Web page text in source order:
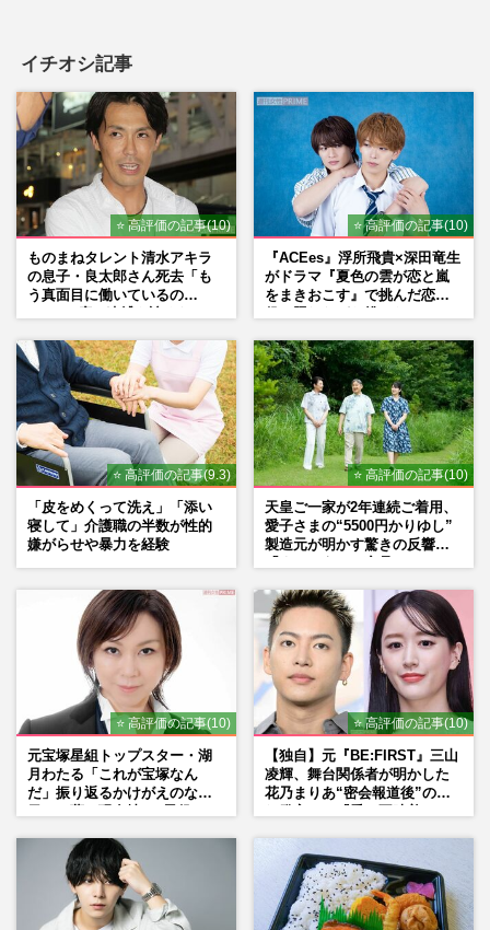
イチオシ記事
⭐ 高評価の記事(10)
ものまねタレント清水アキラ
の息子・良太郎さん死去「も
う真面目に働いているの
⭐ 高評価の記事(10)
『ACEes』浮所飛貴×深田竜生
がドラマ『夏色の雲が恋と嵐
をまきおこす』で挑んだ恋人
⭐ 高評価の記事(9.3)
「皮をめくって洗え」「添い
寝して」介護職の半数が性的
嫌がらせや暴力を経験
⭐ 高評価の記事(10)
天皇ご一家が2年連続ご着用、
愛子さまの“5500円かりゆし”
製造元が明かす驚きの反響
⭐ 高評価の記事(10)
元宝塚星組トップスター・湖
月わたる「これが宝塚なん
だ」振り返るかけがえのない
⭐ 高評価の記事(10)
【独自】元『BE:FIRST』三山
凌輝、舞台関係者が明かした
花乃まりあ“密会報道後”の呆